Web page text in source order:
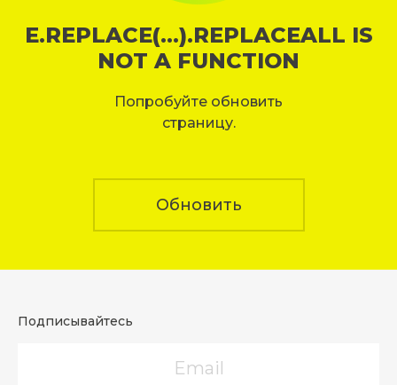
E.REPLACE(...).REPLACEALL IS
NOT A FUNCTION
Попробуйте обновить
страницу.
Обновить
Подписывайтесь